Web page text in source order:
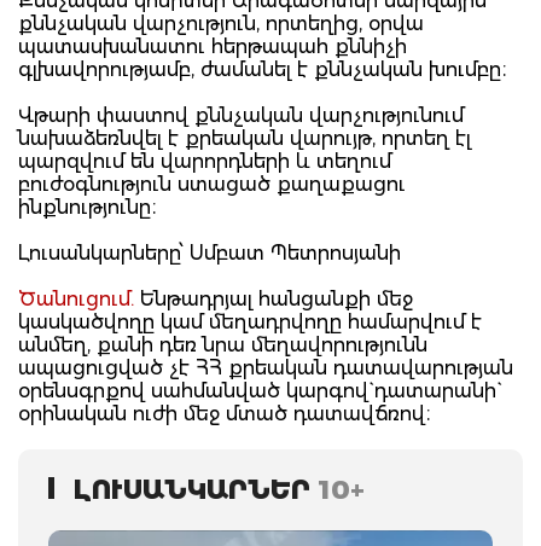
քննչական վարչություն, որտեղից, օրվա
պատասխանատու հերթապահ քննիչի
գլխավորությամբ, ժամանել է քննչական խումբը։
Վթարի փաստով քննչական վարչությունում
նախաձեռնվել է քրեական վարույթ, որտեղ էլ
պարզվում են վարորդների և տեղում
բուժօգնություն ստացած քաղաքացու
ինքնությունը։
Լուսանկարները՝ Սմբատ Պետրոսյանի
Ծանուցում. Ենթադրյալ հանցանքի մեջ
կասկածվողը կամ մեղադրվողը համարվում է
անմեղ, քանի դեռ նրա մեղավորությունն
ապացուցված չէ ՀՀ քրեական դատավարության
օրենսգրքով սահմանված կարգով` դատարանի`
օրինական ուժի մեջ մտած դատավճռով։
ԼՈՒՍԱՆԿԱՐՆԵՐ 10+